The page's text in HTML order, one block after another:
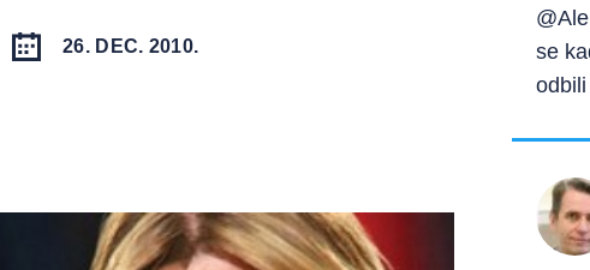
26. DEC. 2010.
se